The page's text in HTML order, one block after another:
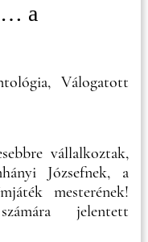
a
Válogatott
vállalkoztak,
Józsefnek, a
mesterének!
jelentett